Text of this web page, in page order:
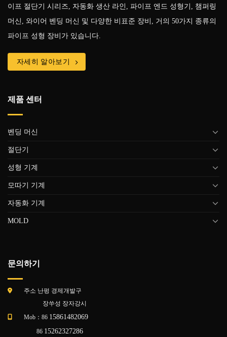
이프 절단기 시리즈, 자동화 생산 라인, 파이프 엔드 성형기, 챔퍼링
머신, 와이어 벤딩 머신 및 다양한 비표준 장비, 거의 50가지 종류의
파이프 성형 장비가 있습니다.
자세히 알아보기
제품 센터
벤딩 머신
절단기
성형 기계
모따기 기계
자동화 기계
MOLD
문의하기
주소 난펑 경제개발구
장쑤성 장자강시
Mob：86 15861482069
86 15262327286